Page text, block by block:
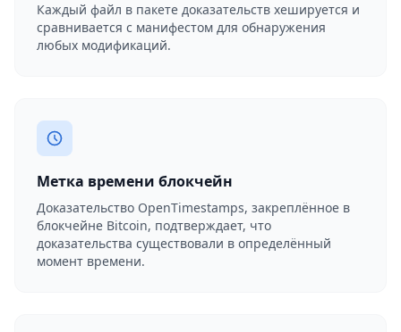
Каждый файл в пакете доказательств хешируется и
сравнивается с манифестом для обнаружения
любых модификаций.
Метка времени блокчейн
Доказательство OpenTimestamps, закреплённое в
блокчейне Bitcoin, подтверждает, что
доказательства существовали в определённый
момент времени.